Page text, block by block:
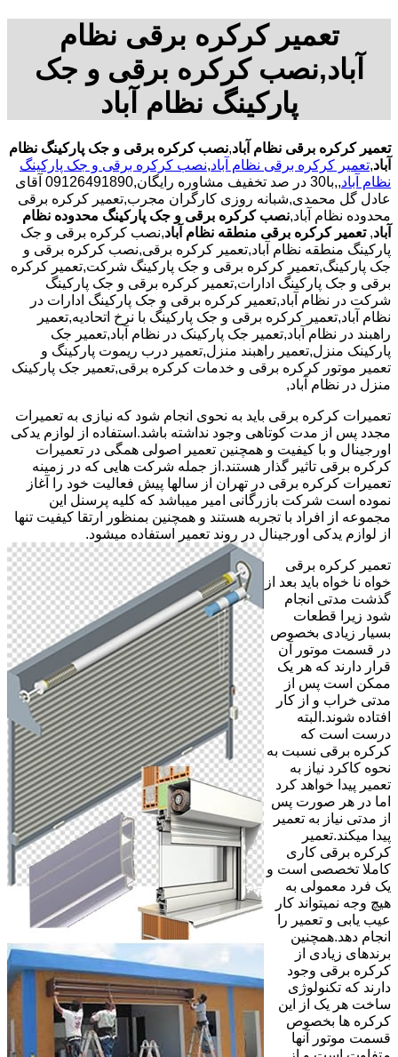
تعمیر کرکره برقی نظام
آباد,نصب کرکره برقی و جک
پارکینگ نظام آباد
تعمیر کرکره برقی نظام آباد,نصب کرکره برقی و جک پارکینگ نظام
آباد,تعمیر کرکره برقی نظام آباد,نصب کرکره برقی و جک پارکینگ
نظام آباد
,,با30 در صد تخفیف مشاوره رایگان,09126491890 آقای
عادل گل محمدی,شبانه روزی کارگران مجرب,تعمیر کرکره برقی
محدوده نظام آباد,نصب کرکره برقی و جک پارکینگ محدوده نظام
آباد, تعمیر کرکره برقی منطقه نظام آباد,نصب کرکره برقی و جک
پارکینگ منطقه نظام آباد,تعمیر کرکره برقی,نصب کرکره برقی و
جک پارکینگ,تعمیر کرکره برقی و جک پارکینگ شرکت,تعمیر کرکره
برقی و جک پارکینگ ادارات,تعمیر کرکره برقی و جک پارکینگ
شرکت در نظام آباد,تعمیر کرکره برقی و جک پارکینگ ادارات در
نظام آباد,تعمیر کرکره برقی و جک پارکینگ با نرخ اتحادیه,تعمیر
راهبند در نظام آباد,تعمیر جک پارکینک در نظام آباد,تعمیر جک
پارکینک منزل,تعمیر راهبند منزل,تعمیر درب ریموت پارکینگ و
تعمیر موتور کرکره برقی و خدمات کرکره برقی,تعمیر جک پارکینک
منزل در نظام آباد,
تعمیرات کرکره برقی باید به نحوی انجام شود که نیازی به تعمیرات
مجدد پس از مدت کوتاهی وجود نداشته باشد.استفاده از لوازم یدکی
اورجینال و با کیفیت و همچنین تعمیر اصولی همگی در تعمیرات
کرکره برقی تاثیر گذار هستند.از جمله شرکت هایی که در زمینه
تعمیرات کرکره برقی در تهران از سالها پیش فعالیت خود را آغاز
نموده است شرکت بازرگانی امیر میباشد که کلیه پرسنل این
مجموعه از افراد با تجربه هستند و همچنین بمنظور ارتقا کیفیت تنها
از لوازم یدکی اورجینال در روند تعمیر استفاده میشود.
تعمیر کرکره برقی
خواه نا خواه باید بعد از
گذشت مدتی انجام
شود زیرا قطعات
بسیار زیادی بخصوص
در قسمت موتور آن
قرار دارند که هر یک
ممکن است پس از
مدتی خراب و از کار
افتاده شوند.البته
درست است که
کرکره برقی نسبت به
نحوه کاکرد نیاز به
تعمیر پیدا خواهد کرد
اما در هر صورت پس
از مدتی نیاز به تعمیر
پیدا میکند.تعمیر
کرکره برقی کاری
کاملا تخصصی است و
یک فرد معمولی به
هیچ وجه نمیتواند کار
عیب یابی و تعمیر را
انجام دهد.همچنین
برندهای زیادی از
کرکره برقی وجود
دارند که تکنولوژی
ساخت هر یک از این
کرکره ها بخصوص
قسمت موتور آنها